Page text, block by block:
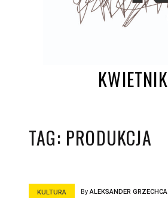
KWIETNIK
TAG: PRODUKCJA
KULTURA ByALEKSANDER GRZECHCA